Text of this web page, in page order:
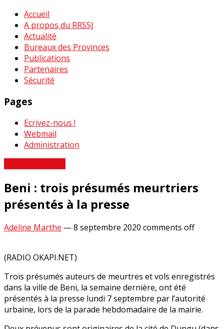
Accueil
A propos du RRSSJ
Actualité
Bureaux des Provinces
Publications
Partenaires
Sécurité
Pages
Ecrivez-nous !
Webmail
Administration
Beni : trois présumés meurtriers
présentés à la presse
Adeline Marthe —8 septembre 2020 comments off
(RADIO OKAPI.NET)
Trois présumés auteurs de meurtres et vols enregistrés
dans la ville de Beni, la semaine dernière, ont été
présentés à la presse lundi 7 septembre par l’autorité
urbaine, lors de la parade hebdomadaire de la mairie.